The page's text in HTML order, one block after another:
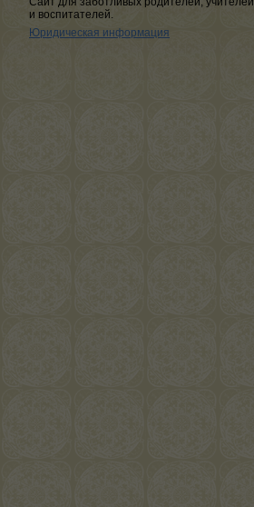
и воспитателей.
Юридическая информация